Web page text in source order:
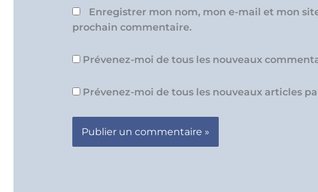
Enregistrer mon nom, mon e-mail et mon
prochain commentaire.
Prévenez-moi de tous les nouveaux
Prévenez-moi de tous les nouveaux articles